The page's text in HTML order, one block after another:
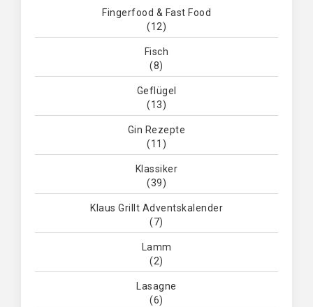
Fingerfood & Fast Food
(12)
Fisch
(8)
Geflügel
(13)
Gin Rezepte
(11)
Klassiker
(39)
Klaus Grillt Adventskalender
(7)
Lamm
(2)
Lasagne
(6)